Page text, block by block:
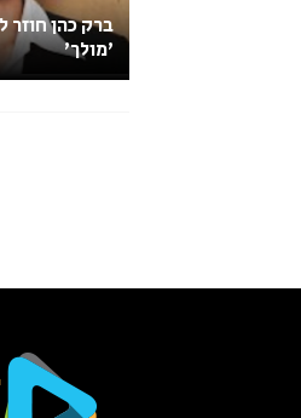
ברק כהן חוזר
'מולך'